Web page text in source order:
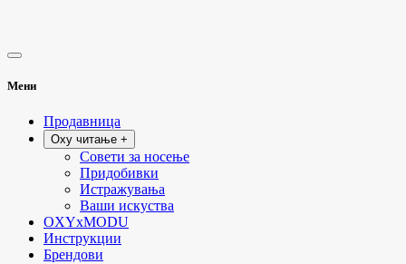
Мени
Продавница
Oxy читање +
Совети за носење
Придобивки
Истражувања
Ваши искуства
OXYxMODU
Инструкции
Брендови